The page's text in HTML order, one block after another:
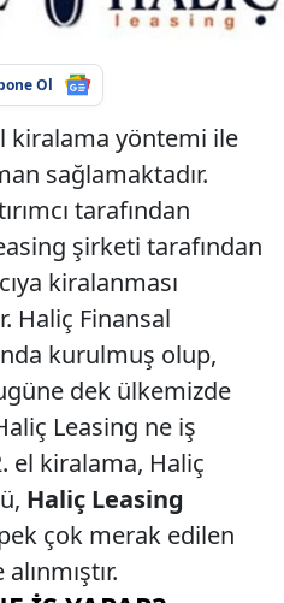
Ol
kiralama yöntemi ile
sağlamaktadır.
tarafından
şirketi tarafından
kiralanması
Haliç Finansal
kurulmuş olup,
dek ülkemizde
Leasing ne iş
el kiralama, Haliç
Haliç Leasing
çok merak edilen